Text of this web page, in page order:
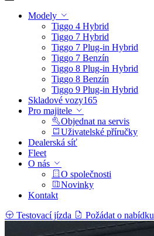
Modely
Tiggo 4 Hybrid
Tiggo 7 Hybrid
Tiggo 7 Plug-in Hybrid
Tiggo 7 Benzín
Tiggo 8 Plug-in Hybrid
Tiggo 8 Benzín
Tiggo 9 Plug-in Hybrid
Skladové vozy165
Pro majitele
Objednat na servis
Uživatelské příručky
Dealerská síť
Fleet
O nás
O společnosti
Novinky
Kontakt
Testovací jízda
Požádat o nabídku